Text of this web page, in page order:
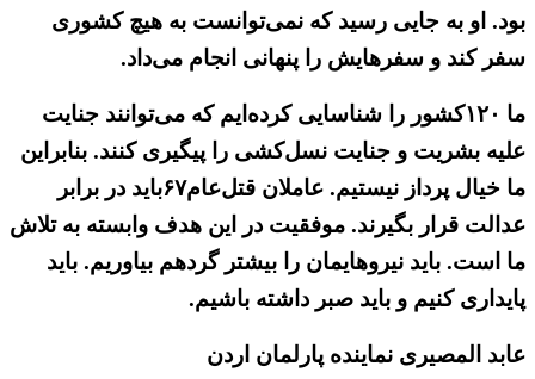
بود. او به جایی رسید که نمی‌توانست به هیچ کشوری
سفر کند و سفرهایش را پنهانی انجام می‌داد.
ما ۱۲۰کشور را شناسایی کرده‌ایم که می‌توانند جنایت
علیه بشریت و جنایت نسل‌کشی را پیگیری کنند. بنابراین
ما خیال پرداز نیستیم. عاملان قتل‌عام۶۷باید در برابر
عدالت قرار بگیرند. موفقیت در این هدف وابسته به تلاش
ما است. باید نیروهایمان را بیشتر گردهم بیاوریم. باید
پایداری کنیم و باید صبر داشته باشیم.
عابد المصیری نماینده پارلمان اردن